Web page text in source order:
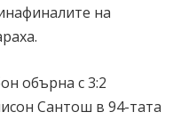
на
обърна с 3:2
Сантош в 94-тата